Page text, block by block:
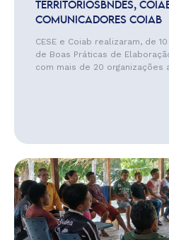
TERRITÓRIOSBNDES,
COMUNICADORES COIAB
CESE e Coiab realizaram, de
de Boas Práticas de
com mais de 20 organizações